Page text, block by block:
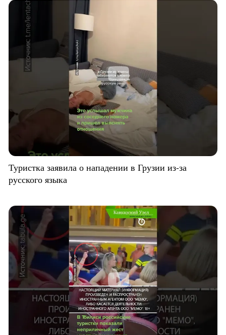
Туристка заявила о нападении в Грузии из-за
русского языка